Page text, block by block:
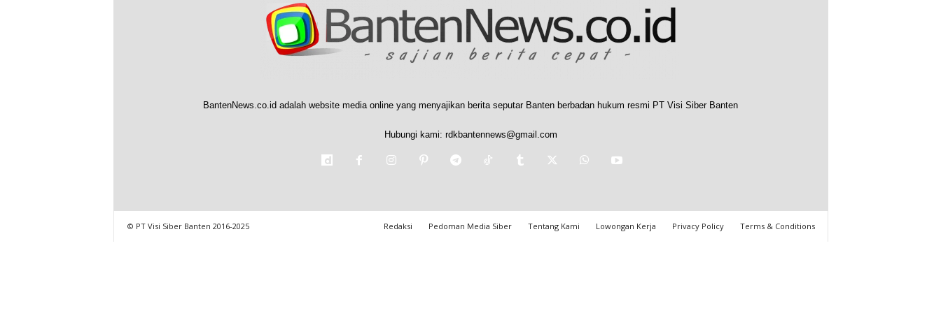
BantenNews.co.id adalah website media online yang menyajikan berita seputar Banten berbadan hukum resmi PT Visi Siber Banten
Hubungi kami: rdkbantennews@gmail.com
Redaksi Pedoman Media Siber Tentang Kami Lowongan Kerja Privacy Policy Terms & Conditions
© PT Visi Siber Banten 2016-2025